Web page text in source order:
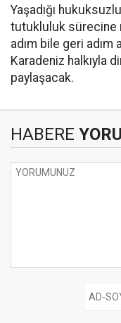
Yaşadığı
tutukluluk sürecine
adım bile geri adım
Karadeniz halkıyla
paylaşacak.
HABERE